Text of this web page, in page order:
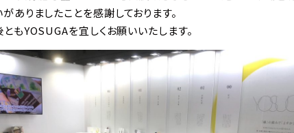
ありましたことを感謝しております。
もYOSUGAを宜しくお願いいたします。